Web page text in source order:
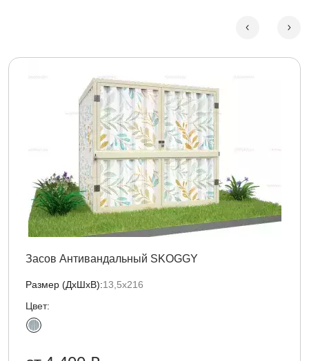
Засов Антивандальный SKOGGY
Размер (ДxШxВ):13,5х216
Цвет: